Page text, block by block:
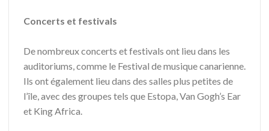
Concerts et festivals
De nombreux concerts et festivals ont lieu dans les
auditoriums, comme le Festival de musique canarienne.
Ils ont également lieu dans des salles plus petites de
l’île, avec des groupes tels que Estopa, Van Gogh’s Ear
et King Africa.